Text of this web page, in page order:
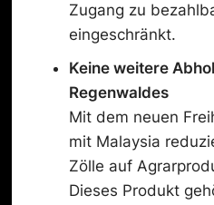
Zugang zu
eingeschränkt.
Keine weitere
Regenwaldes
Mit dem neuen
mit Malaysia
Zölle auf
Dieses Produkt